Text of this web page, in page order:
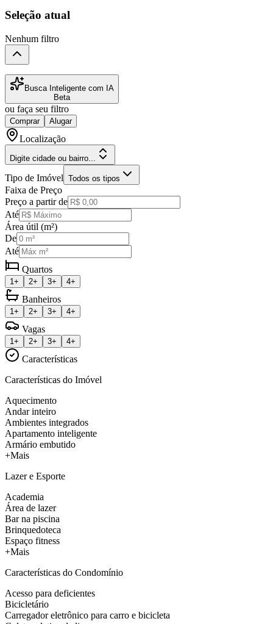
Seleção atual
Nenhum filtro
Busca Inteligente com IA
Beta
ou faça seu filtro
Comprar Alugar
Localização
Digite cidade ou bairro...
Tipo de Imóvel Todos os tipos
Faixa de Preço
Preço a partir de
Até
Área útil (m²)
De
Até
Quartos
1+ 2+ 3+ 4+
Banheiros
1+ 2+ 3+ 4+
Vagas
1+ 2+ 3+ 4+
Características
Características do Imóvel
Aquecimento
Andar inteiro
Ambientes integrados
Apartamento inteligente
Armário embutido
+Mais
Lazer e Esporte
Academia
Área de lazer
Bar na piscina
Brinquedoteca
Espaço fitness
+Mais
Características do Condomínio
Acesso para deficientes
Bicicletário
Carregador eletrônico para carro e bicicleta